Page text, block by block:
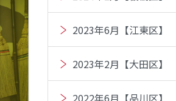
2023年6月【江東区】
2023年2月【大田区】
2022年6月【品川区】